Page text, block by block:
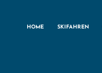
HOME SKIFAHREN